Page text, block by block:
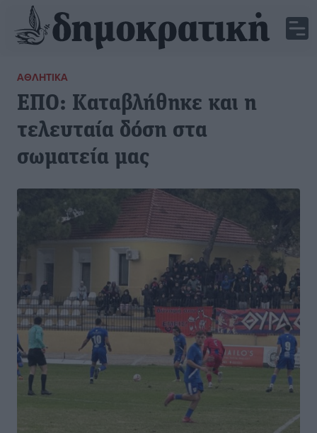
ΑΘΛΗΤΙΚΆ
ΕΠΟ: Καταβλήθηκε και η
τελευταία δόση στα
σωματεία μας